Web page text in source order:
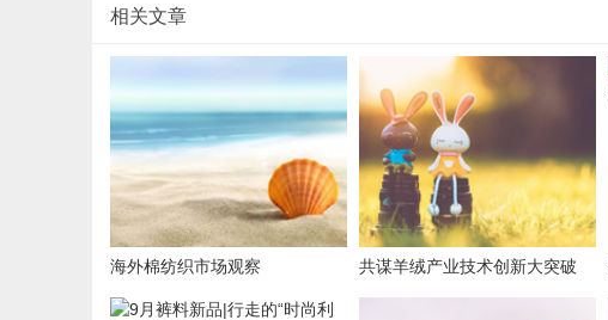
相关文章
海外棉纺织市场观察
共谋羊绒产业技术创新大突破